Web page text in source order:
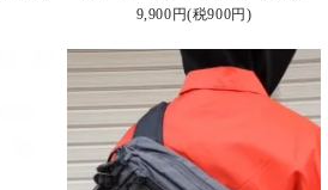
9,900円(税900円)